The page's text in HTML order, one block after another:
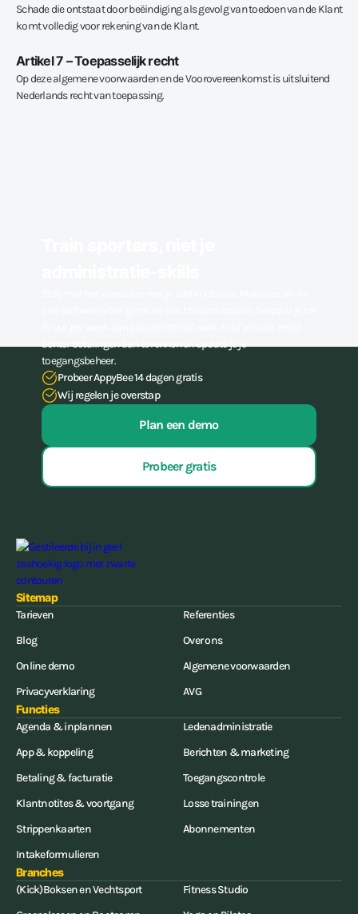
Schade die ontstaat door beëindiging als gevolg van toedoen van de Klant
komt volledig voor rekening van de Klant.
Artikel 7 – Toepasselijk recht
Op deze algemene voorwaarden en de Voorovereenkomst is uitsluitend
Nederlands recht van toepassing.
achter betalingen aan te rennen én update je je
toegangsbeheer.
Probeer AppyBee 14 dagen gratis
Wij regelen je overstap
Plan een demo
Probeer gratis
Sitemap
Tarieven
Referenties
Blog
Over ons
Online demo
Algemene voorwaarden
Privacyverklaring
AVG
Functies
Agenda & inplannen
Ledenadministratie
App & koppeling
Berichten & marketing
Betaling & facturatie
Toegangscontrole
Klantnotites & voortgang
Losse trainingen
Strippenkaarten
Abonnementen
Intakeformulieren
Branches
(Kick)Boksen en Vechtsport
Fitness Studio